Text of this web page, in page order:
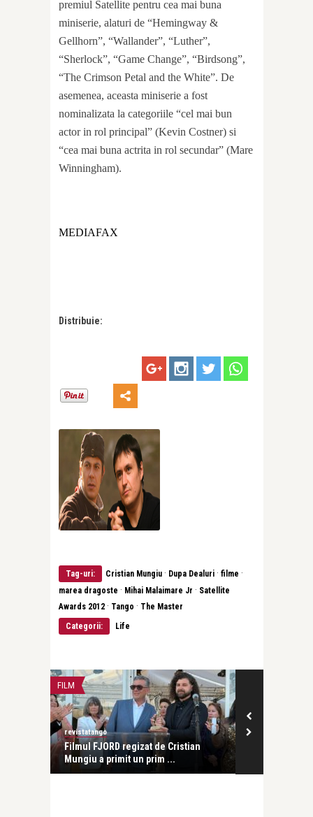
premiul Satellite pentru cea mai buna
miniserie, alaturi de “Hemingway &
Gellhorn”, “Wallander”, “Luther”,
“Sherlock”, “Game Change”, “Birdsong”,
“The Crimson Petal and the White”. De
asemenea, aceasta miniserie a fost
nominalizata la categoriile “cel mai bun
actor in rol principal” (Kevin Costner) si
“cea mai buna actrita in rol secundar” (Mare
Winningham).
MEDIAFAX
Distribuie:
Tag-uri: Cristian Mungiu · Dupa Dealuri · filme ·
marea dragoste · Mihai Malaimare Jr · Satellite
Awards 2012 · Tango · The Master
Categorii:
Life
FILM
revistatango
Filmul FJORD regizat de Cristian
Mungiu a primit un prim ...